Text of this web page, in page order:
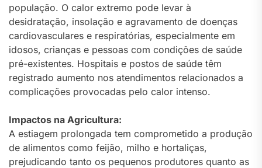
população. O calor extremo pode levar à
desidratação, insolação e agravamento de doenças
cardiovasculares e respiratórias, especialmente em
idosos, crianças e pessoas com condições de saúde
pré-existentes. Hospitais e postos de saúde têm
registrado aumento nos atendimentos relacionados a
complicações provocadas pelo calor intenso.
Impactos na Agricultura:
A estiagem prolongada tem comprometido a produção
de alimentos como feijão, milho e hortaliças,
prejudicando tanto os pequenos produtores quanto as